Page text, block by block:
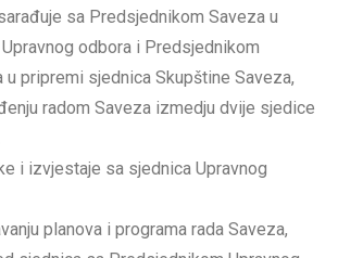
sa Predsjednikom Saveza u
odbora i Predsjednikom
u pripremi sjednica Skupštine Saveza,
radom Saveza izmedju dvije sjedice
i izvjestaje sa sjednica Upravnog
planova i programa rada Saveza,